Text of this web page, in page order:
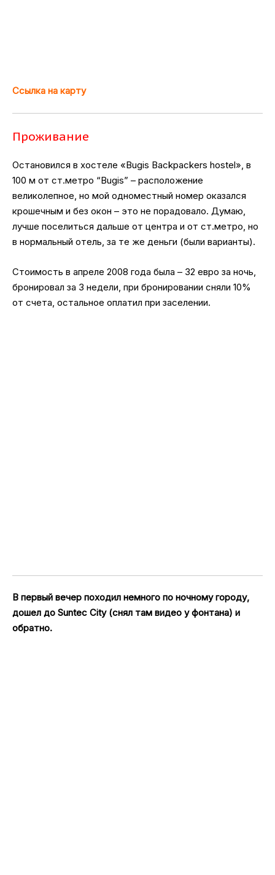
Ссылка на карту
Проживание
Остановился в хостеле «Bugis Backpackers hostel», в
100 м от ст.метро “Bugis” – расположение
великолепное, но мой одноместный номер оказался
крошечным и без окон – это не порадовало. Думаю,
лучше поселиться дальше от центра и от ст.метро, но
в нормальный отель, за те же деньги (были варианты).
Стоимость в апреле 2008 года была – 32 евро за ночь,
бронировал за 3 недели, при бронировании сняли 10%
от счета, остальное оплатил при заселении.
В первый вечер походил немного по ночному городу,
дошел до Suntec City (снял там видео у фонтана) и
обратно.